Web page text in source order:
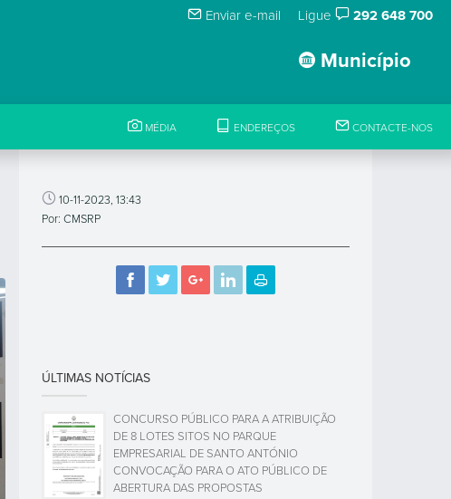
Enviar e-mail Ligue 292 648 700
Município
MÉDIA ENDEREÇOS CONTACTE-NOS
10-11-2023, 13:43
Por: CMSRP
ÚLTIMAS NOTÍCIAS
CONCURSO PÚBLICO PARA A ATRIBUIÇÃO
DE 8 LOTES SITOS NO PARQUE
EMPRESARIAL DE SANTO ANTÓNIO
CONVOCAÇÃO PARA O ATO PÚBLICO DE
ABERTURA DAS PROPOSTAS